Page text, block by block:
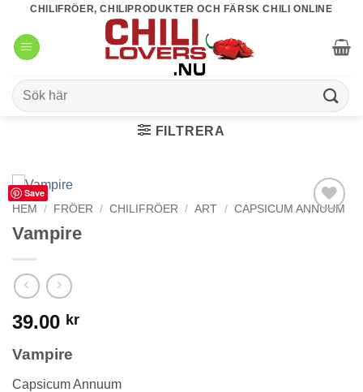
content
CHILIFRÖER, CHILIPRODUKTER OCH FÄRSK CHILI ONLINE
Sök
efter:
FILTRERA
Save
HEM / FRÖER / CHILIFRÖER / ART / CAPSICUM ANNUUM
Vampire
39.00 kr
Vampire
Capsicum Annuum